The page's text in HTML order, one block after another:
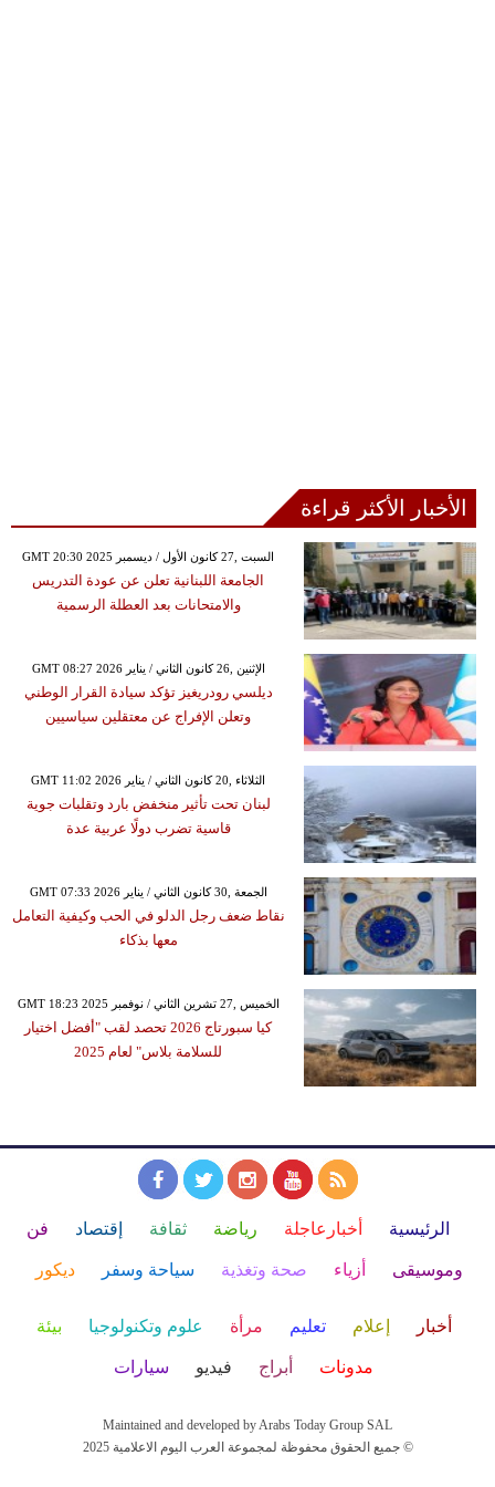
الأخبار الأكثر قراءة
GMT 20:30 2025 السبت ,27 كانون الأول / ديسمبر
الجامعة اللبنانية تعلن عن عودة التدريس
والامتحانات بعد العطلة الرسمية
GMT 08:27 2026 الإثنين ,26 كانون الثاني / يناير
ديلسي رودريغيز تؤكد سيادة القرار الوطني
وتعلن الإفراج عن معتقلين سياسيين
GMT 11:02 2026 الثلاثاء ,20 كانون الثاني / يناير
لبنان تحت تأثير منخفض بارد وتقلبات جوية
قاسية تضرب دولًا عربية عدة
GMT 07:33 2026 الجمعة ,30 كانون الثاني / يناير
نقاط ضعف رجل الدلو في الحب وكيفية التعامل
معها بذكاء
GMT 18:23 2025 الخميس ,27 تشرين الثاني / نوفمبر
كيا سبورتاج 2026 تحصد لقب "أفضل اختيار
للسلامة بلاس" لعام 2025
الرئيسية أخبارعاجلة رياضة ثقافة إقتصاد فن
وموسيقى أزياء صحة وتغذية سياحة وسفر ديكور
أخبار إعلام تعليم مرأة علوم وتكنولوجيا بيئة
مدونات أبراج فيديو سيارات
Maintained and developed by Arabs Today Group SAL
جميع الحقوق محفوظة لمجموعة العرب اليوم الاعلامية 2025 ©